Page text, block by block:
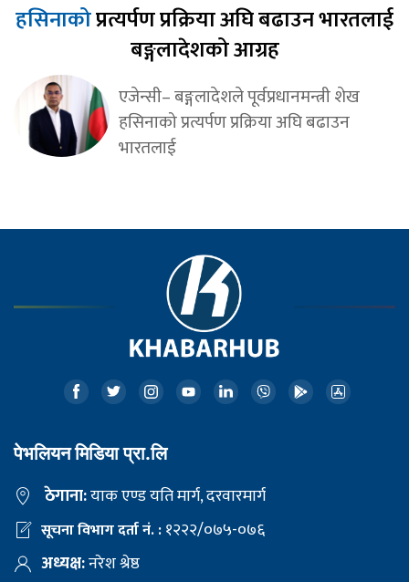
हसिनाकोप्रत्यर्पण प्रक्रिया अघि बढाउन भारतलाई
बङ्गलादेशको आग्रह
एजेन्सी– बङ्गलादेशले पूर्वप्रधानमन्त्री शेख
हसिनाको प्रत्यर्पण प्रक्रिया अघि बढाउन
भारतलाई
पेभलियन मिडिया प्रा.लि
ठेगाना:याक एण्ड यति मार्ग, दरवारमार्ग
सूचना विभाग दर्ता नं. :१२२२/०७५-०७६
अध्यक्ष:नरेश श्रेष्ठ